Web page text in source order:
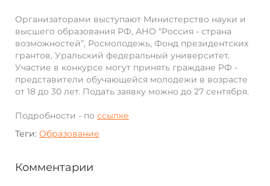
Организаторами выступают Министерство науки и
высшего образования РФ, АНО “Россия - страна
возможностей”, Росмолодежь, Фонд президентских
грантов, Уральский федеральный университет.
Участие в конкурсе могут принять граждане РФ -
представители обучающейся молодежи в возрасте
от 18 до 30 лет. Подать заявку можно до 27 сентября.
Подробности - по ссылке
Теги: Образование
Комментарии